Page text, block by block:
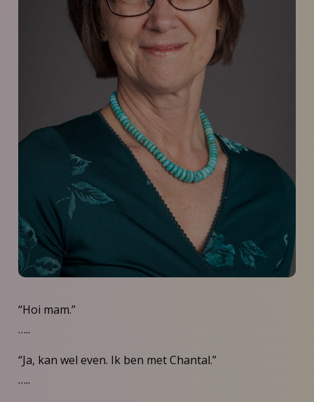
“Hoi mam.”
…..
“Ja, kan wel even. Ik ben met Chantal.”
…..